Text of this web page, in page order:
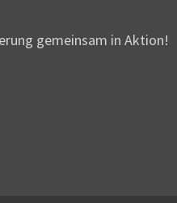
gemeinsam in Aktion!